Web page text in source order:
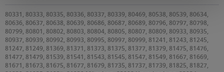
80331, 80333, 80335, 80336, 80337, 80339, 80469, 80538, 80539, 80634,
80636, 80637, 80638, 80639, 80686, 80687, 80689, 80796, 80797, 80798,
80799, 80801, 80802, 80803, 80804, 80805, 80807, 80809, 80933, 80935,
80937, 80939, 80992, 80993, 80995, 80997, 80999, 81241, 81243, 81245,
81247, 81249, 81369, 81371, 81373, 81375, 81377, 81379, 81475, 81476,
81477, 81479, 81539, 81541, 81543, 81545, 81547, 81549, 81667, 81669,
81671, 81673, 81675, 81677, 81679, 81735, 81737, 81739, 81825, 81827,